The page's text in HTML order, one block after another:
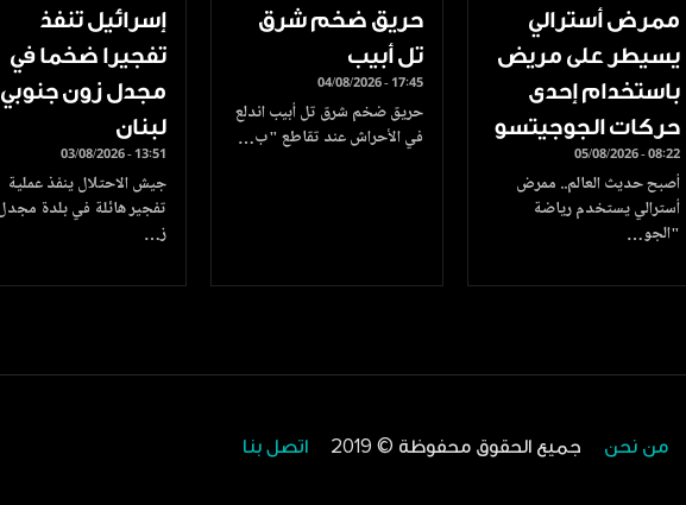
ممرض أسترالي
يسيطر على مريض
باستخدام إحدى
حركات الجوجيتسو
05/08/2026 - 08:22
أصبح حديث العالم.. ممرض
أسترالي يستخدم رياضة
"الجو…
حريق ضخم شرق
تل أبيب
04/08/2026 - 17:45
حريق ضخم شرق تل أبيب اندلع
في الأحراش عند تقاطع "ب…
إسرائيل تنفذ
تفجيرا ضخما في
مجدل زون جنوبي
لبنان
03/08/2026 - 13:51
جيش الاحتلال ينفذ عملية
تفجير هائلة في بلدة
ز…
من نحن جميع الحقوق محفوظة © 2019 اتصل بنا